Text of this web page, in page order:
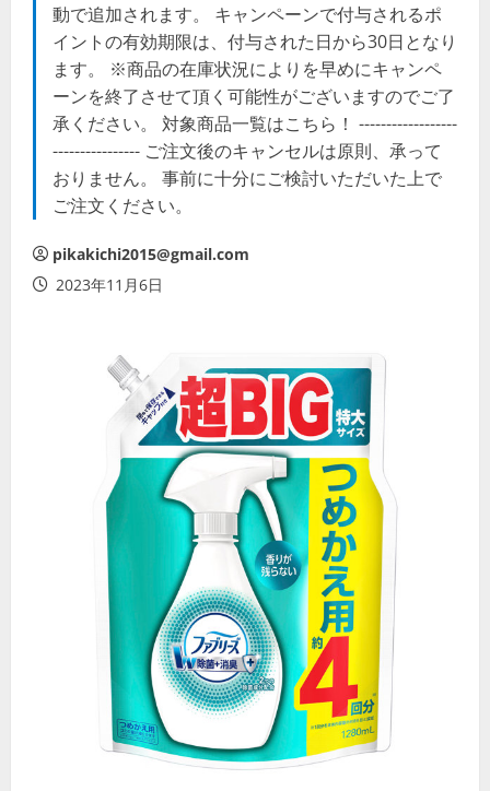
動で追加されます。 キャンペーンで付与されるポ
イントの有効期限は、付与された日から30日となり
ます。 ※商品の在庫状況によりを早めにキャンペ
ーンを終了させて頂く可能性がございますのでご了
承ください。 対象商品一覧はこちら！ ------------------
---------------- ご注文後のキャンセルは原則、承って
おりません。 事前に十分にご検討いただいた上で
ご注文ください。
pikakichi2015@gmail.com
2023年11月6日